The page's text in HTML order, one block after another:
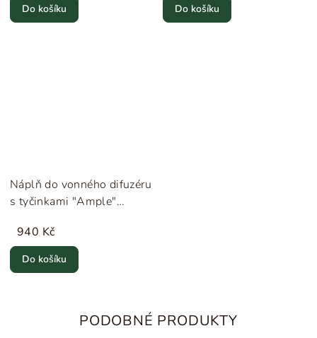
Do košíku Do košíku
Náplň do vonného difuzéru
s tyčinkami "Ample"
940 Kč
Do košíku
PODOBNÉ PRODUKTY